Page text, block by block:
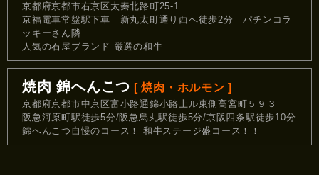
京都府京都市右京区太秦北路町25-1
京福電車常盤駅下車 新丸太町通り西へ徒歩2分 パチンコラ
ッキーさん隣
人気の石屋ブランド 厳選の和牛
焼肉 錦へんこつ [ 焼肉・ホルモン ]
京都府京都市中京区富小路通錦小路上ル東側高宮町５９３
阪急河原町駅徒歩5分/阪急烏丸駅徒歩5分/京阪四条駅徒歩10分
錦へんこつ自慢のコース！ 和牛ステージ盛コース！！